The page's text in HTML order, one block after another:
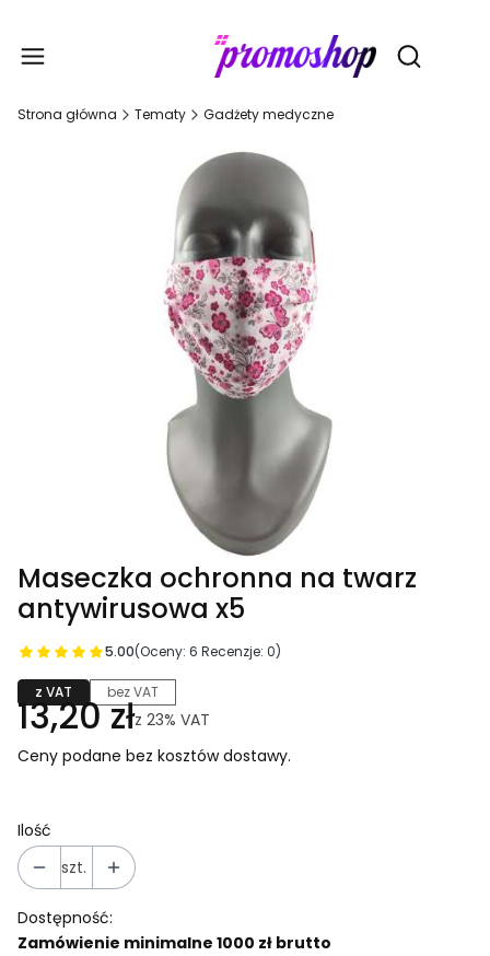
Otwórz
Strona główna Tematy Gadżety medyczne
Maseczka ochronna na twarz
antywirusowa x5
5.00(Oceny: 6 Recenzje: 0)
z VAT bez VAT
13,20 złz 23% VAT
Ceny podane bez kosztów dostawy.
Ilość
szt.
Dostępność:
Zamówienie minimalne 1000 zł brutto